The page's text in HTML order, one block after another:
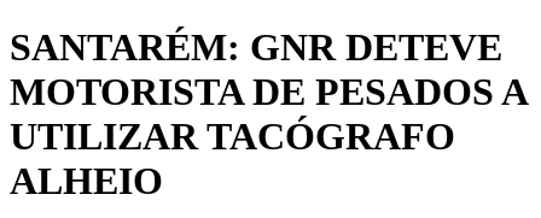
SANTARÉM: GNR DETEVE
MOTORISTA DE PESADOS A
UTILIZAR TACÓGRAFO
ALHEIO